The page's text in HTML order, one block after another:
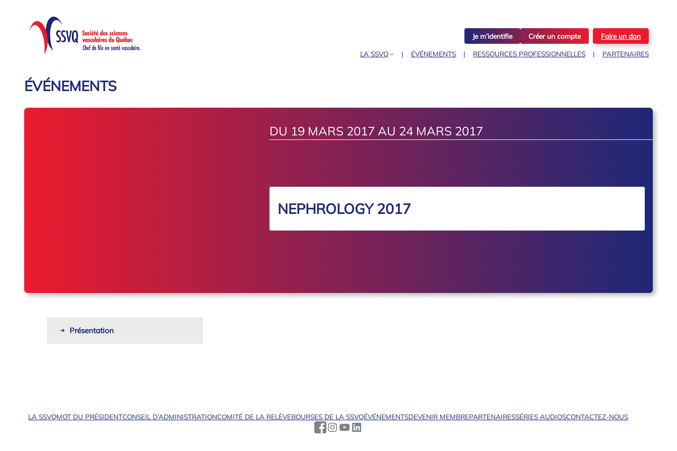
Je m’identifie Créer un compte Faire un don
LA SSVQ ÉVÉNEMENTS RESSOURCES PROFESSIONNELLES PARTENAIRES
ÉVÉNEMENTS
DU 19 MARS 2017 AU 24 MARS 2017
NEPHROLOGY 2017
Présentation
LA SSVQMOT DU PRÉSIDENTCONSEIL D’ADMINISTRATIONCOMITÉ DE LA RELÈVEBOURSES DE LA SSVQÉVÉNEMENTSDEVENIR MEMBREPARTENAIRESSÉRIES AUDIOSCONTACTEZ-NOUS